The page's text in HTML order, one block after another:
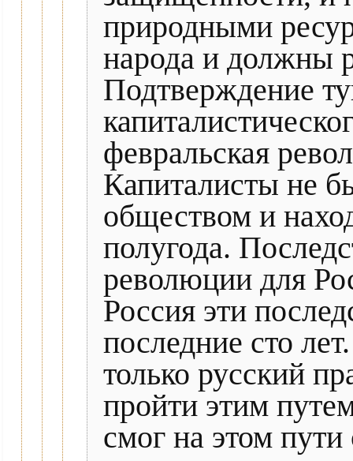
природными
народа и должны
Подтверждение
февральская
Капиталисты не
обществом и
полугода.
революции для
Россия эти
последние сто
только русский
пройти этим
смог на этом